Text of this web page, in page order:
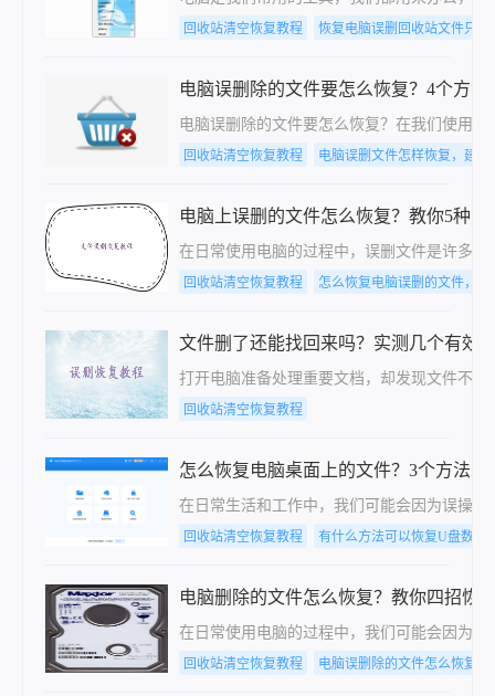
回收站清空恢复教程 恢复电脑误删回收站文件只要
电脑误删除的文件要怎么恢复？4个方法
电脑误删除的文件要怎么恢复？在我们使用
回收站清空恢复教程 电脑误删文件怎样恢复，建议
电脑上误删的文件怎么恢复？教你5种
在日常使用电脑的过程中，误删文件是许多
回收站清空恢复教程 怎么恢复电脑误删的文件，教
文件删了还能找回来吗？实测几个有效
打开电脑准备处理重要文档，却发现文件不
回收站清空恢复教程
怎么恢复电脑桌面上的文件？3个方法!(
在日常生活和工作中，我们可能会因为误操
回收站清空恢复教程 有什么方法可以恢复U盘数据
电脑删除的文件怎么恢复？教你四招恢
在日常使用电脑的过程中，我们可能会因为
回收站清空恢复教程 电脑误删除的文件怎么恢复,